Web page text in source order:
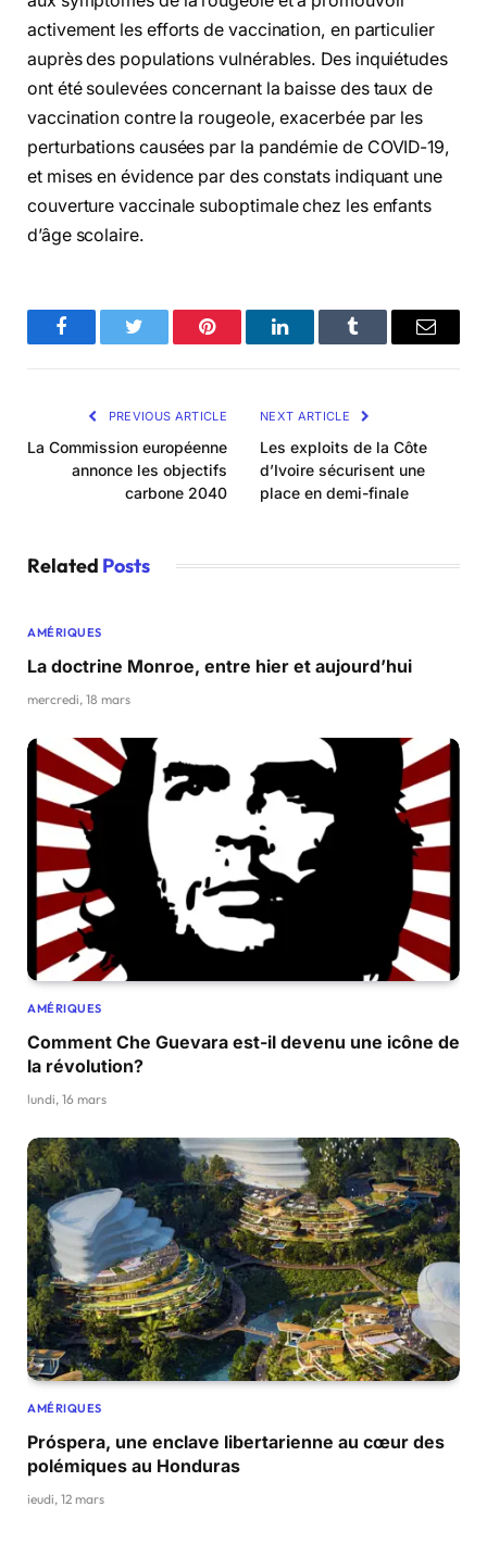
activement les efforts de vaccination, en particulier
auprès des populations vulnérables. Des inquiétudes
ont été soulevées concernant la baisse des taux de
vaccination contre la rougeole, exacerbée par les
perturbations causées par la pandémie de COVID-19,
et mises en évidence par des constats indiquant une
couverture vaccinale suboptimale chez les enfants
d’âge scolaire.
FacebookTwitter Pinterest LinkedInTumblr Email
PREVIOUS ARTICLE
La Commission européenne
annonce les objectifs
carbone 2040
NEXT ARTICLE
Les exploits de la Côte
d’Ivoire sécurisent une
place en demi-finale
Related Posts
AMÉRIQUES
La doctrine Monroe, entre hier et aujourd’hui
mercredi, 18 mars
AMÉRIQUES
Comment Che Guevara est-il devenu une icône de
la révolution?
lundi, 16 mars
AMÉRIQUES
Próspera, une enclave libertarienne au cœur des
polémiques au Honduras
jeudi, 12 mars